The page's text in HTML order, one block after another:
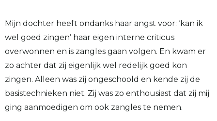
Mijn dochter heeft ondanks haar angst voor: ‘kan ik
wel goed zingen’ haar eigen interne criticus
overwonnen en is zangles gaan volgen. En kwam er
zo achter dat zij eigenlijk wel redelijk goed kon
zingen. Alleen was zij ongeschoold en kende zij de
basistechnieken niet. Zij was zo enthousiast dat zij mij
ging aanmoedigen om ook zangles te nemen.